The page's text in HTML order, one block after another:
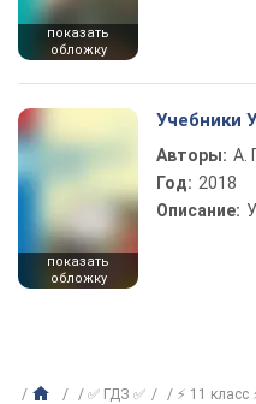
показать
обложку
показать
обложку
Учебники
Авторы: А.
Год: 2018
Описание:
✅ ГДЗ ✅ ⚡ 11 класс